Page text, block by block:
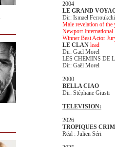
2004
LE GRAND
Dir: Ismael Ferroukchi
Male revelation of the
Newport
Winner Best Actor
LE CLAN lead
Dir: Gaël Morel
LES CHEMINS DE
Dir: Gaël Morel
2000
BELLA CIAO
Dir: Stéphane Giusti
TELEVISION:
2026
TROPIQUES
Réal : Julien Séri